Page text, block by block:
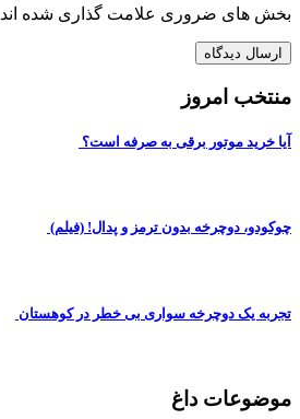
بخش های ضروری علامت گذاری شده اند
منتخب امروز
آیا خرید موتور برقی به صرفه است؟
چوکودو، دوچرخه بدون ترمز و پدال! (فیلم)
تجربه یک دوچرخه سواری بی خطر در کوهستان
موضوعات داغ